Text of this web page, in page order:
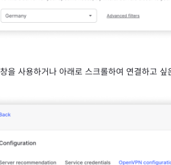
창을 사용하거나 아래로 스크롤하여 연결하고